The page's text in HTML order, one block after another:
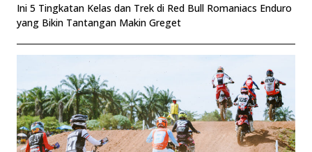
Ini 5 Tingkatan Kelas dan Trek di Red Bull Romaniacs Enduro
yang Bikin Tantangan Makin Greget